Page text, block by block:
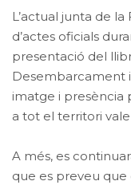
L’actual junta de
d’actes oficials
presentació del
Desembarcament
imatge i presència
a tot el territori
A més, es
que es preveu que